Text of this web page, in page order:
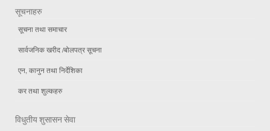
सूचनाहरु
सूचना तथा समाचार
सार्वजनिक खरीद /बोलपत्र सूचना
एन, कानुन तथा निर्देशिका
कर तथा शुल्कहरु
विधुतीय शुसासन सेवा